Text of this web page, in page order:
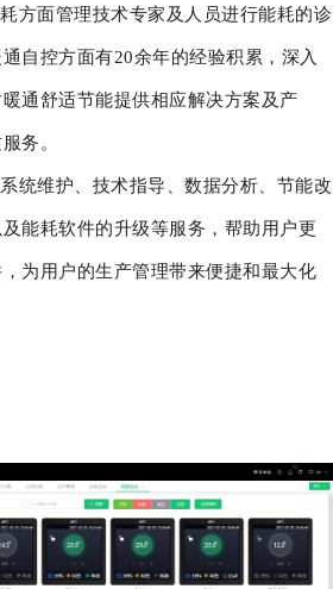
方面管理技术专家及人员进行能耗的诊
自控方面有20余年的经验积累，深入
通舒适节能提供相应解决方案及产
务。
统维护、技术指导、数据分析、节能改
能耗软件的升级等服务，帮助用户更
为用户的生产管理带来便捷和最大化